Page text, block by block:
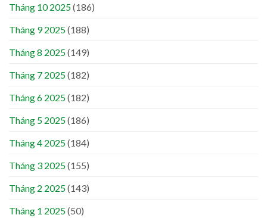
Tháng 10 2025(186)
Tháng 9 2025(188)
Tháng 8 2025(149)
Tháng 7 2025(182)
Tháng 6 2025(182)
Tháng 5 2025(186)
Tháng 4 2025(184)
Tháng 3 2025(155)
Tháng 2 2025(143)
Tháng 1 2025(50)